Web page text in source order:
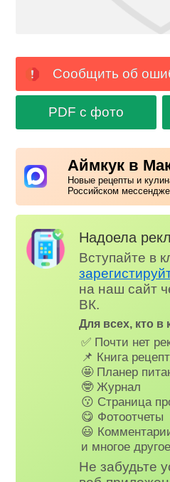
Сообщить об
PDF с фото
Аймкук в
Новые рецепты и
Российском
Надоела
Вступайте в
на наш сайт
ВК.
Для всех, кто в
✅ Почти нет
📌 Книга
🤩 Планер
🤓 Журнал
😗 Страница
😋 Фотоотчеты
😃
и многое
Не забудьте